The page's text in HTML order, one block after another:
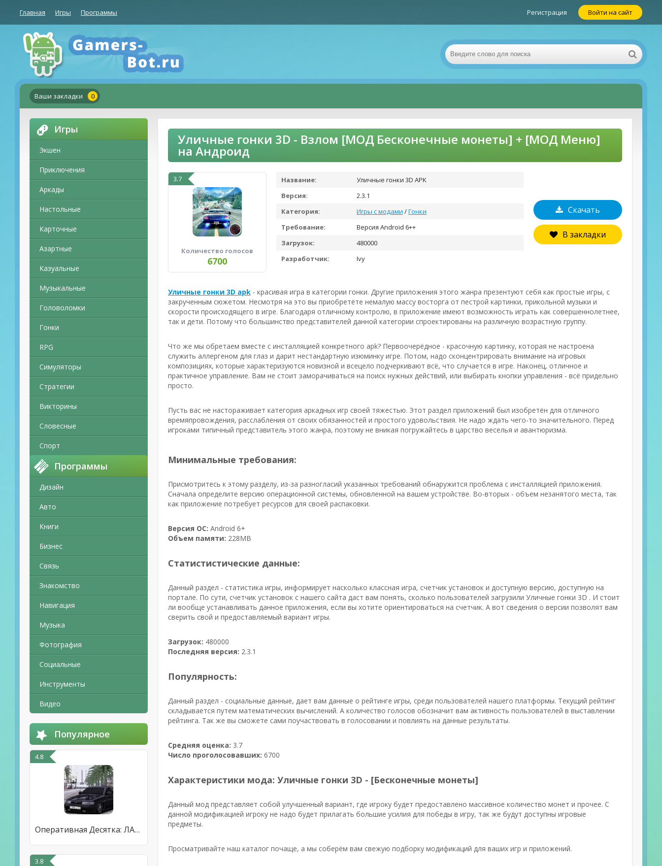
Главная Игры Программы Регистрация Войти на сайт
Ваши закладки 0
Игры
Экшен
Приключения
Аркады
Настольные
Карточные
Азартные
Казуальные
Музыкальные
Головоломки
Гонки
RPG
Симуляторы
Стратегии
Викторины
Словесные
Спорт
Программы
Дизайн
Авто
Книги
Бизнес
Связь
Знакомство
Навигация
Музыка
Фотография
Социальные
Инструменты
Видео
Популярное
4.8
Оперативная Десятка: ЛАДА 2110
3.8
Уличные гонки 3D - Взлом [МОД Бесконечные монеты] + [МОД Меню]
на Андроид
3.7
Количество голосов
6700
Скачать
В закладки
Название:
Уличные гонки 3D APK
Версия:
2.3.1
Категория:
Игры с модами /Гонки
Требование:
Версия Android 6++
Загрузок:
480000
Разработчик:
Ivy
Уличные гонки 3D apk - красивая игра в категории гонки. Другие приложения этого жанра презентуют себя как простые игры, с
закрученным сюжетом. Несмотря на это вы приобретёте немалую массу восторга от пестрой картинки, прикольной музыки и
скорости происходящего в игре. Благодаря отличному контролю, в приложение имеют возможность играть как совершеннолетнее,
так и дети. Потому что большинство представителей данной категории спроектированы на различную возрастную группу.
Что же мы обретаем вместе с инсталляцией конкретного apk? Первоочерёдное - красочную картинку, которая не настроена
служить аллергеном для глаз и дарит нестандартную изюминку игре. Потом, надо сконцентрировать внимание на игровых
композициях, которые характеризуются новизной и всецело подчеркивают всё, что случается в игре. Наконец, отличное и
практичное управление. Вам не стоит заморачиваться на поиск нужных действий, или выбирать кнопки управления - всё придельно
просто.
Пусть вас не настораживает категория аркадных игр своей тяжестью. Этот раздел приложений был изобретён для отличного
времяпровождения, расслабления от своих обязанностей и простого удовольствия. Не надо ждать чего-то значительного. Перед
игроками типичный представитель этого жанра, поэтому не вникая погружайтесь в царство веселья и авантюризма.
Минимальные требования:
Присмотритесь к этому разделу, из-за разногласий указанных требований обнаружится проблема с инсталляцией приложения.
Сначала определите версию операционной системы, обновленной на вашем устройстве. Во-вторых - объем незанятого места, так
как приложение потребует ресурсов для своей распаковки.
Версия ОС: Android 6+
Объем памяти: 228MB
Статистистические данные:
Данный раздел - статистика игры, информирует насколько классная игра, счетчик установок и доступную версию, доступную на
портале. По сути, счетчик установок с нашего сайта даст вам понять, сколько пользователей загрузили Уличные гонки 3D . И стоит
ли вообще устанавливать данное приложения, если вы хотите ориентироваться на счетчик. А вот сведения о версии позволят вам
сверить свой и предоставляемый вариант игры.
Загрузок: 480000
Последняя версия: 2.3.1
Популярность:
Данный раздел - социальные данные, дает вам данные о рейтинге игры, среди пользователей нашего платформы. Текущий рейтинг
складывается путем математических вычислений. А количество голосов обозначит вам активность пользователей в выставлении
рейтинга. Так же вы сможете сами поучаствовать в голосовании и повлиять на данные результаты.
Средняя оценка: 3.7
Число проголосовавших: 6700
Характеристики мода: Уличные гонки 3D - [Бесконечные монеты]
Данный мод представляет собой улучшенный вариант, где игроку будет предоставлено массивное количество монет и прочее. С
данной модификацией игроку не надо будет прилагать большие усилия для победы в игру, так же будут доступны игровые
предметы.
Просматривайте наш каталог почаще, а мы соберём вам свежую подборку модификаций для ваших игр и приложений.